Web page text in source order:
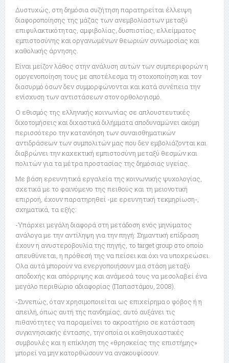
Δυστυχώς, στη δημόσια συζήτηση παρατηρείται έλλειψη
διαφοροποίησης της μάζας των ανεμβολίαστων μεταξύ
επιφυλακτικότητας, αμφιβολίας, δυσπιστίας, ελλείμματος
εμπιστοσύνης και οργανωμένων θεωριών συνωμοσίας και
καθολικής άρνησης.
Είναι μείζον λάθος στην ανάλυση αυτών των συμπεριφορών η
ομογενοποίηση τους με αποτέλεσμα τη στοχοποίηση και τον
διασυρμό όσων δεν συμμορφώνονται και κατά συνέπεια την
ενίσχυση των αντιστάσεων στον ορθολογισμό.
Ο εθισμός της ελληνικής κοινωνίας σε απλουστευτικές
διχοτομήσεις και διχαστικά διλήμματα αποδυναμώνει ακόμη
περισσότερο την κατανόηση των συναισθηματικών
αντιδράσεων των συμπολιτών μας που δεν εμβολιάζονται και
διαβρώνει την καχεκτική εμπιστοσύνη μεταξύ θεσμών και
πολιτών για τα μέτρα προστασίας της δημόσιας υγείας.
Με βάση ερευνητικά εργαλεία της κοινωνικής ψυχολογίας,
σχετικά με το φαινόμενο της πειθούς και τη μειονοτική
επιρροή, έχουν παρατηρηθεί -με ερευνητική τεκμηρίωση-,
σχηματικά, τα εξής:
-Υπάρχει μεγάλη διαφορά στη μετάδοση ενός μηνύματος
ανάλογα με την αντίληψη για την πηγή: Σημαντική επίδραση
έχουν η ανυστεροβουλία της πηγής, το target group στο οποίο
απευθύνεται, η πρόθεσή της να πείσει και όχι να υποχρεώσει.
Ολα αυτά μπορούν να ενεργοποιήσουν μια στάση μεταξύ
αποδοχής και απόρριψης και ανάμεσά τους να μεσολαβεί ένα
μεγάλο περιθώριο αδιαφορίας (Παπαστάμου, 2008).
-Συνεπώς, όταν χρησιμοποιείται ως επιχείρημα ο φόβος ή η
απειλή, όπως αυτή της πανδημίας, αυτό αυξάνει τις
πιθανότητες να παραμείνει το ακροατήριο σε κατάσταση
συγκινησιακής έντασης, την οποία οι καθησυχαστικές
συμβουλές και η επίκληση της «θρησκείας της επιστήμης»
μπορεί να μην κατορθώσουν να ανακουφίσουν.